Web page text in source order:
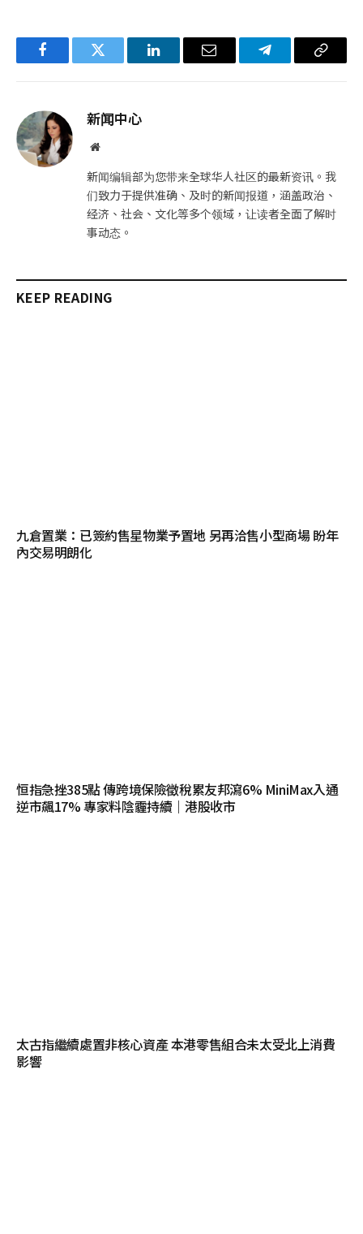
FacebookTwitter LinkedIn电
Telegram复
新闻中心
网
新闻编辑部为您带来全球华人社区的最新资讯。我
们致力于提供准确、及时的新闻报道，涵盖政治、
经济、社会、文化等多个领域，让读者全面了解时
事动态。
KEEP READING
九倉置業：已簽約售星物業予置地 另再洽售小型商場 盼年
內交易明朗化
恒指急挫385點 傳跨境保險徵稅累友邦瀉6% MiniMax入通
逆市飆17% 專家料陰霾持續｜港股收市
太古指繼續處置非核心資產 本港零售組合未太受北上消費
影響